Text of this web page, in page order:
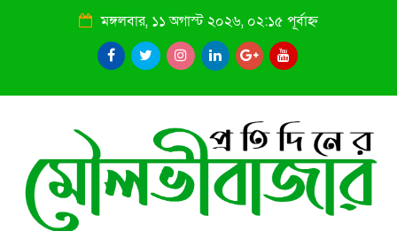
মঙ্গলবার, ১১ অগাস্ট ২০২৬, ০২:১৫ পূর্বাহ্ন